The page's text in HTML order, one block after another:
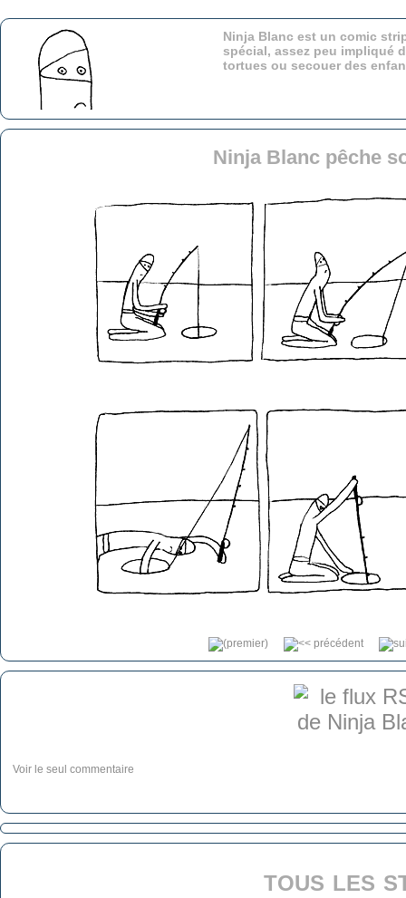
Ninja Blanc est un comic
spécial, assez peu impliqué
tortues ou secouer des
Ninja Blanc pêche
Voir le seul commentaire
tous les